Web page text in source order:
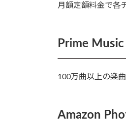
月額定額料金で各
Prime Music
100万曲以上の楽
Amazon